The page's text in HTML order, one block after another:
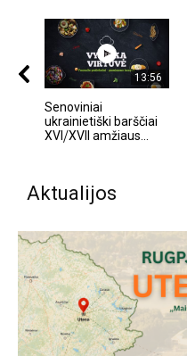
13:56
Senoviniai
ukrainietiški barščiai
XVI⧸XVII amžiaus...
Aktualijos